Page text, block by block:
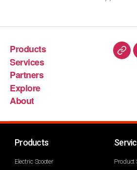
Products
Services
Partners
Explore
About
Products
Electric Scooter Product